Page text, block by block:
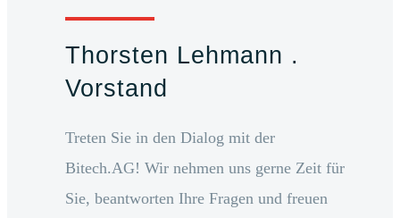
Thorsten Lehmann .
Vorstand
Treten Sie in den Dialog mit der
Bitech.AG! Wir nehmen uns gerne Zeit für
Sie, beantworten Ihre Fragen und freuen